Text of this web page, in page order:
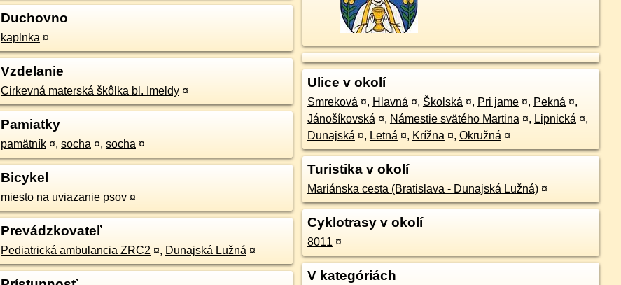
Duchovno
kaplnka ¤
Vzdelanie
Cirkevná materská škôlka bl. Imeldy ¤
Pamiatky
pamätník ¤, socha ¤, socha ¤
Bicykel
miesto na uviazanie psov ¤
Prevádzkovateľ
Pediatrická ambulancia ZRC2 ¤, Dunajská Lužná ¤
Ulice v okolí
Smreková ¤, Hlavná ¤, Školská ¤, Pri jame ¤, Pekná ¤,
Jánošíkovská ¤, Námestie svätého Martina ¤, Lipnická ¤,
Dunajská ¤, Letná ¤, Krížna ¤, Okružná ¤
Turistika v okolí
Mariánska cesta (Bratislava - Dunajská Lužná) ¤
Cyklotrasy v okolí
8011 ¤
V kategóriách